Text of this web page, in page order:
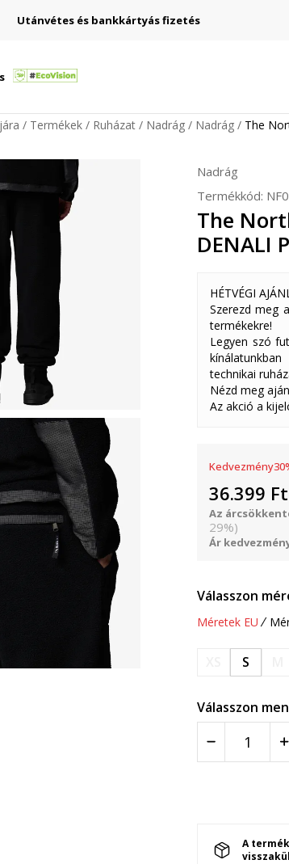
Utánvétes és bankkártyás fizetés
Termékek Ruházat Nadrág Nadrág The
Nadrág
Termékkód:
The
DENALI
HÉTVÉGI
Szerezd meg
termékekre!
Legyen szó
technikai
Nézd meg
Az akció a
Kedvezmény30
36.399 Ft
Az
29%)
Ár
Válasszon
Méretek EU
S
Válasszon
A